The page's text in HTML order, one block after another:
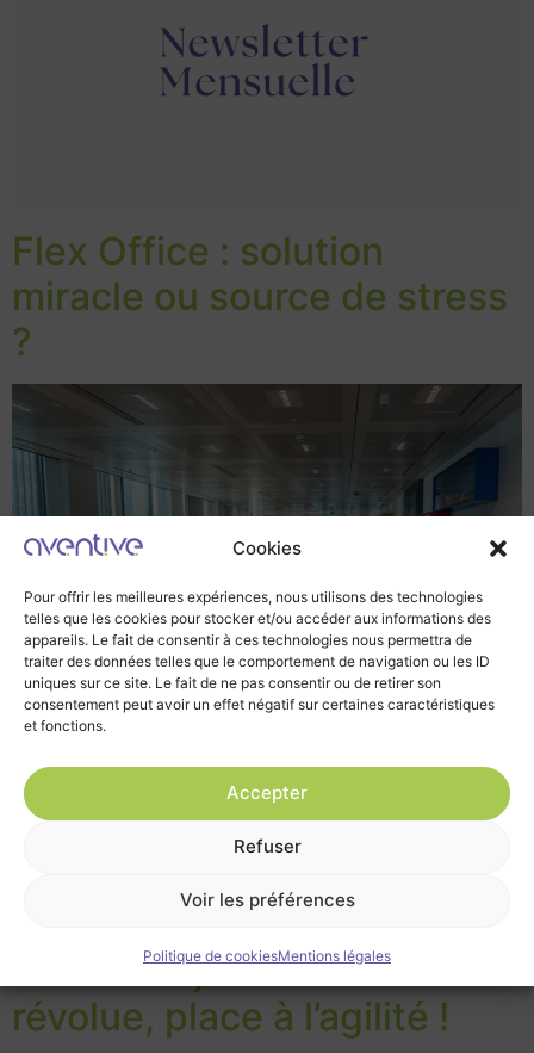
Cookies
Pour offrir les meilleures expériences, nous utilisons des technologies
telles que les cookies pour stocker et/ou accéder aux informations des
appareils. Le fait de consentir à ces technologies nous permettra de
traiter des données telles que le comportement de navigation ou les ID
uniques sur ce site. Le fait de ne pas consentir ou de retirer son
consentement peut avoir un effet négatif sur certaines caractéristiques
et fonctions.
Accepter
Refuser
Voir les préférences
Politique de cookiesMentions légales
Flex Office : solution
miracle ou source de stress
?
connaissent une transformation sans précédent.
Télétravail, coworking, open space, espaces hybrides :
des modèles plus agiles. Parmi eux, le flex office
s’impose comme la tendance phare du moment. Apparu
dans les années 1990 au sein des cabinets de […]
L’ère du 5 jours sur site est
révolue, place à l’agilité !